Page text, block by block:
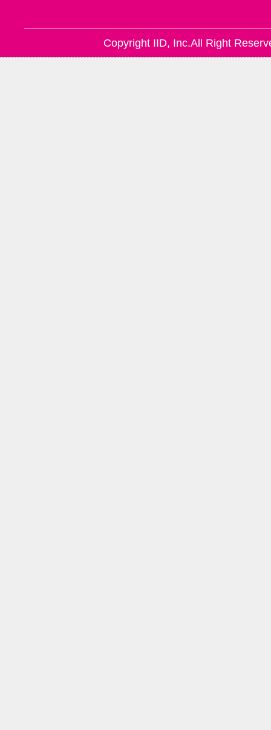
Copyright IID, Inc.All Right